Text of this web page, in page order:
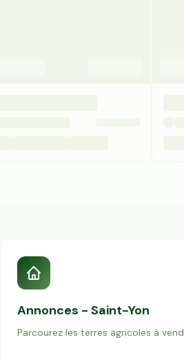
Annonces - Saint-Yon
Parcourez les terres agricoles à